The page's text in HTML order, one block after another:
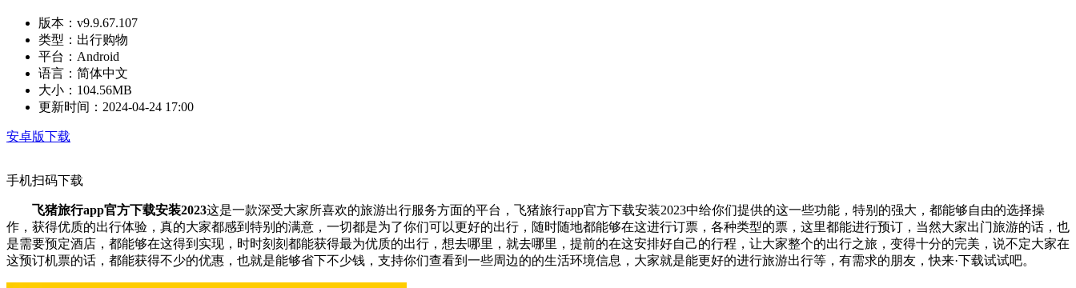
版本： v9.9.67.107
类型： 出行购物
平台： Android
语言： 简体中文
大小： 104.56MB
更新时间： 2024-04-24 17:00
安卓版下载
手机扫码下载
飞猪旅行app官方下载安装2023这是一款深受大家所喜欢的旅游出行服务方面的平台，飞猪旅行app官方下载安装2023中给你们提供的这一些功能，特别的强大，都能够自由的选择操
作，获得优质的出行体验，真的大家都感到特别的满意，一切都是为了你们可以更好的出行，随时随地都能够在这进行订票，各种类型的票，这里都能进行预订，当然大家出门旅游的话，也
是需要预定酒店，都能够在这得到实现，时时刻刻都能获得最为优质的出行，想去哪里，就去哪里，提前的在这安排好自己的行程，让大家整个的出行之旅，变得十分的完美，说不定大家在
这预订机票的话，都能获得不少的优惠，也就是能够省下不少钱，支持你们查看到一些周边的的生活环境信息，大家就是能更好的进行旅游出行等，有需求的朋友，快来·下载试试吧。